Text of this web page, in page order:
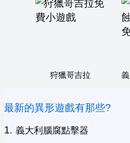
狩獵哥吉拉
最新的異形遊戲有那些?
義大利腦腐點擊器